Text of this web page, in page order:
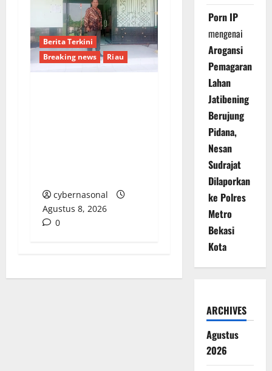
Berita Terkini
Breaking news
Riau
cybernasonal
Agustus 8, 2026
0
Porn IP
mengenai
Arogansi
Pemagaran
Lahan
Jatibening
Berujung
Pidana,
Nesan
Sudrajat
Dilaporkan
ke Polres
Metro
Bekasi
Kota
ARCHIVES
Agustus
2026